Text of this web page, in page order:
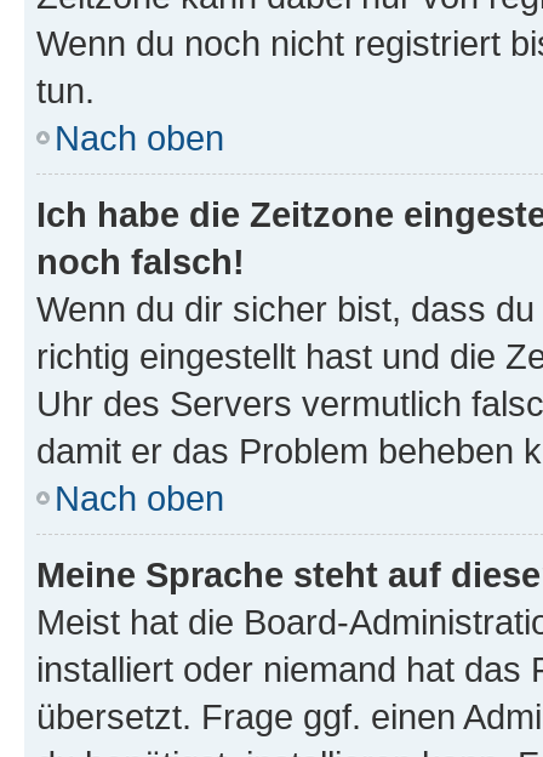
Wenn du noch nicht registriert
tun.
Nach oben
Ich habe die Zeitzone
noch falsch!
Wenn du dir sicher bist, dass
richtig eingestellt hast und die
Uhr des Servers vermutlich
damit er das Problem beheben
Nach oben
Meine Sprache steht auf
Meist hat die Board-
installiert oder niemand hat das
übersetzt. Frage ggf. einen